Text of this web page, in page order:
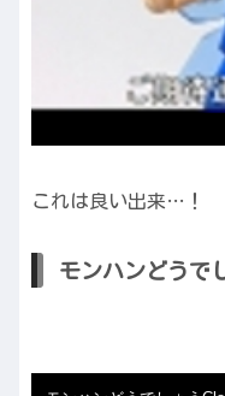
これは良い出来…！
モンハンどうで